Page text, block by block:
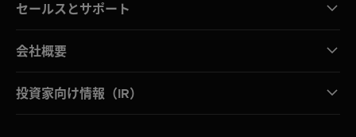
セールスとサポート
会社概要
投資家向け情報（IR）